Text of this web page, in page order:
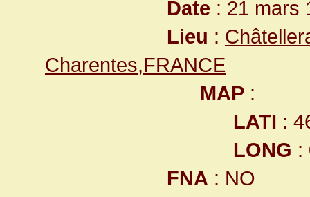
Date : 21 mars
Lieu :
Charentes,FRANCE
MAP :
LATI :
LONG :
FNA : NO